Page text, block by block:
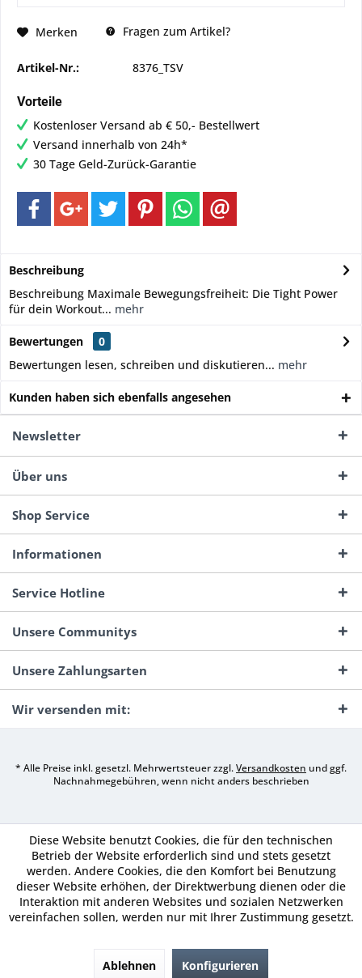
Merken Fragen zum Artikel?
Artikel-Nr.: 8376_TSV
Vorteile
Kostenloser Versand ab € 50,- Bestellwert
Versand innerhalb von 24h*
30 Tage Geld-Zurück-Garantie
Beschreibung
Beschreibung Maximale Bewegungsfreiheit: Die Tight Power
für dein Workout... mehr
Bewertungen
0
Bewertungen lesen, schreiben und diskutieren... mehr
Kunden haben sich ebenfalls angesehen
Newsletter
Über uns
Shop Service
Informationen
Service Hotline
Unsere Communitys
Unsere Zahlungsarten
Wir versenden mit:
* Alle Preise inkl. gesetzl. Mehrwertsteuer zzgl.Versandkosten und ggf.
Nachnahmegebühren, wenn nicht anders beschrieben
Diese Website benutzt Cookies, die für den technischen
Betrieb der Website erforderlich sind und stets gesetzt
werden. Andere Cookies, die den Komfort bei Benutzung
dieser Website erhöhen, der Direktwerbung dienen oder die
Interaktion mit anderen Websites und sozialen Netzwerken
vereinfachen sollen, werden nur mit Ihrer Zustimmung gesetzt.
Ablehnen Konfigurieren